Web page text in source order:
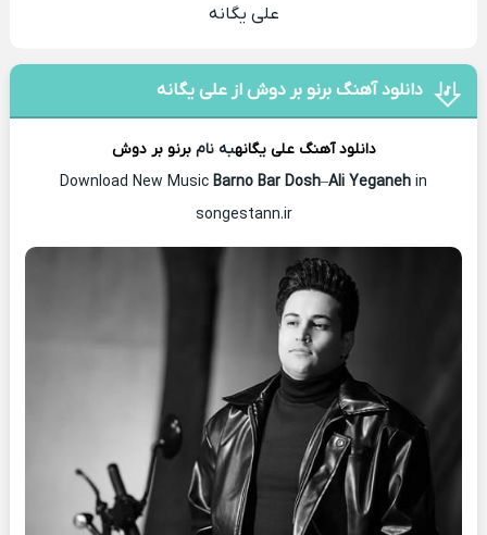
علی یگانه
دانلود آهنگ برنو بر دوش از علی یگانه
دانلود آهنگ علی یگانهبه نامبرنو بر دوش
Download New Music Barno Bar Dosh–Ali Yeganeh in
songestann.ir